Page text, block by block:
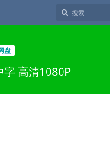
盘
字 高清1080P